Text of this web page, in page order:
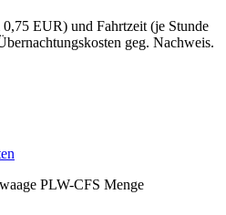
EUR) und Fahrtzeit (je Stunde
geg. Nachweis.
PLW-CFS Menge